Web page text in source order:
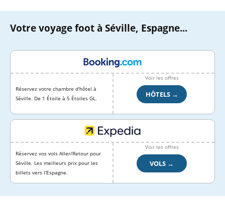
Votre voyage foot à Séville, Espagne...
Réservez votre chambre d'hôtel à
Séville. De 1 Étoile à 5 Étoiles GL.
Voir les offres
HÔTELS →
Réservez vos vols Aller/Retour pour
Séville. Les meilleurs prix pour les
billets vers l'Espagne.
Voir les offres
VOLS →